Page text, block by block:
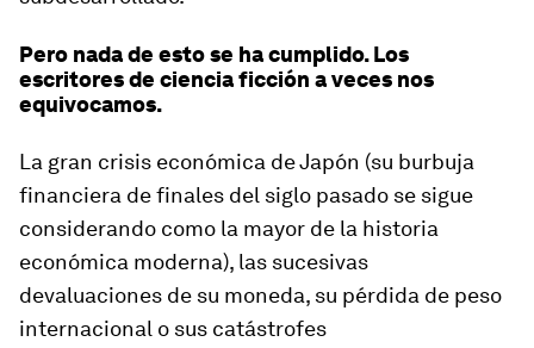
Pero nada de esto se ha cumplido. Los
escritores de ciencia ficción a veces nos
equivocamos.
La gran crisis económica de Japón (su burbuja
financiera de finales del siglo pasado se sigue
considerando como la mayor de la historia
económica moderna), las sucesivas
devaluaciones de su moneda, su pérdida de peso
internacional o sus catástrofes